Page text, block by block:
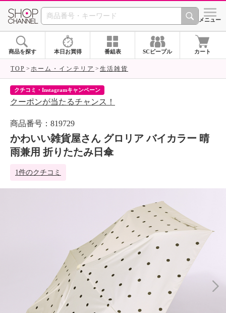
SHOP CHANNEL シメニュー
商品を探す 本日お買得 番組表 SCピープル カート
TOP ホーム・インテリア 生活雑貨
クチコミ・Instagramキャンペーン
クーポンが当たるチャンス！
商品番号：819729
かわいい雑貨屋さん グロリア バイカラー 晴
雨兼用 折りたたみ日傘
1件のクチコミ